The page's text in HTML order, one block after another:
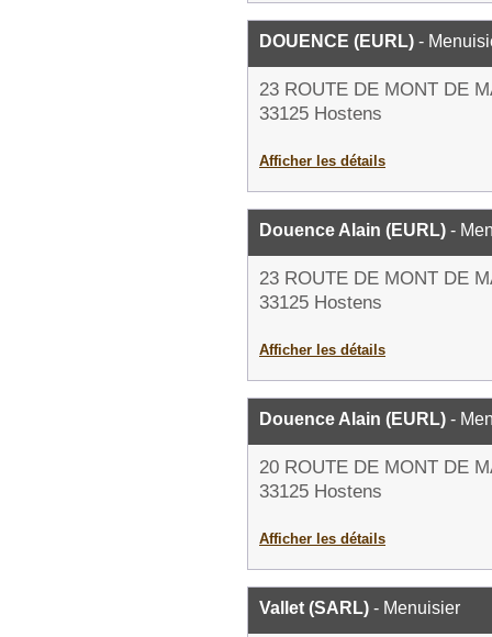
DOUENCE (EURL) -
23 ROUTE DE MONT DE
33125 Hostens
Afficher les détails
Douence Alain (EURL) -
23 ROUTE DE MONT DE
33125 Hostens
Afficher les détails
Douence Alain (EURL) -
20 ROUTE DE MONT DE
33125 Hostens
Afficher les détails
Vallet (SARL) - Menuisier